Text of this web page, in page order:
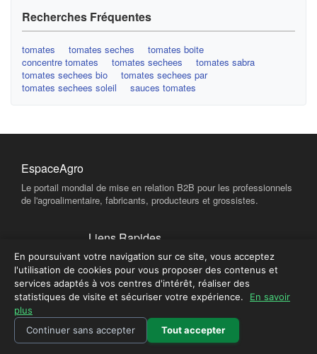
Recherches Fréquentes
tomates tomates seches
tomates boite
concentre tomates
tomates sechees
tomates sabra
tomates sechees bio
tomates sechees par
tomates sechees soleil
sauces tomates
EspaceAgro
Le portail mondial de mise en relation B2B pour les professionnels
de l'agroalimentaire, fabricants, producteurs et grossistes.
Liens Rapides
Qui sommes-nous ?
Devenir Fournisseur Partenaire
Publier une annonce
Contact & Sécurité
En poursuivant votre navigation sur ce site, vous acceptez
l'utilisation de cookies pour vous proposer des contenus et
services adaptés à vos centres d'intérêt, réaliser des
statistiques de visite et sécuriser votre expérience.
En savoir
plus
Continuer sans accepter
Tout accepter